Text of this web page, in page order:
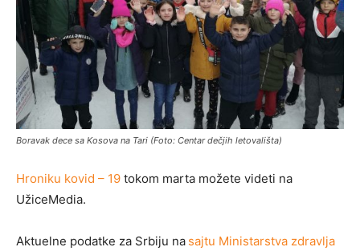
Boravak dece sa Kosova na Tari (Foto: Centar dečjih letovališta)
Hroniku kovid – 19 tokom marta možete videti na
UžiceMedia.
Aktuelne podatke za Srbiju na sajtu Ministarstva zdravlja